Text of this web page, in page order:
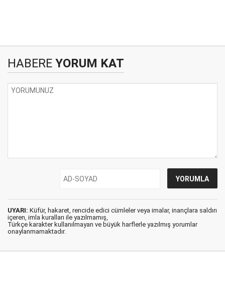
HABERE YORUM KAT
UYARI: Küfür, hakaret, rencide edici cümleler veya imalar, inançlara saldırı
içeren, imla kuralları ile yazılmamış,
Türkçe karakter kullanılmayan ve büyük harflerle yazılmış yorumlar
onaylanmamaktadır.